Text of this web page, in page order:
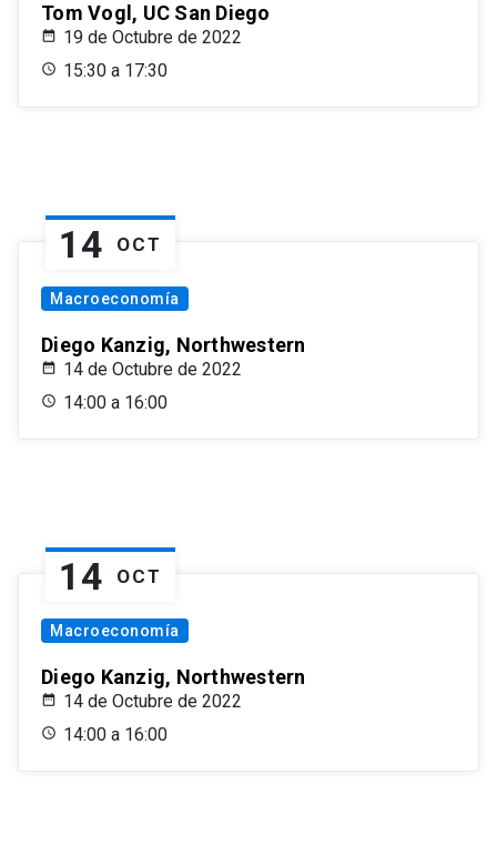
Tom Vogl, UC San Diego
19 de Octubre de 2022
15:30 a 17:30
14 OCT
Macroeconomía
Diego Kanzig, Northwestern
14 de Octubre de 2022
14:00 a 16:00
14 OCT
Macroeconomía
Diego Kanzig, Northwestern
14 de Octubre de 2022
14:00 a 16:00